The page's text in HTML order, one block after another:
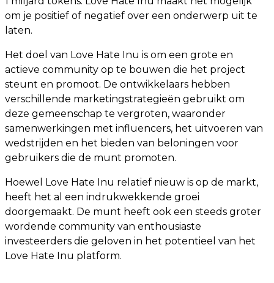
om je positief of negatief over een onderwerp uit te
laten.
Het doel van Love Hate Inu is om een ​​grote en
actieve community op te bouwen die het project
steunt en promoot. De ontwikkelaars hebben
verschillende marketingstrategieën gebruikt om
deze gemeenschap te vergroten, waaronder
samenwerkingen met influencers, het uitvoeren van
wedstrijden en het bieden van beloningen voor
gebruikers die de munt promoten.
Hoewel Love Hate Inu relatief nieuw is op de markt,
heeft het al een indrukwekkende groei
doorgemaakt. De munt heeft ook een steeds groter
wordende community van enthousiaste
investeerders die geloven in het potentieel van het
Love Hate Inu platform.